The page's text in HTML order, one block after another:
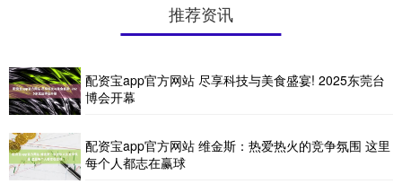
推荐资讯
配资宝app官方网站 尽享科技与美食盛宴! 2025东莞台
博会开幕
配资宝app官方网站 维金斯：热爱热火的竞争氛围 这里
每个人都志在赢球